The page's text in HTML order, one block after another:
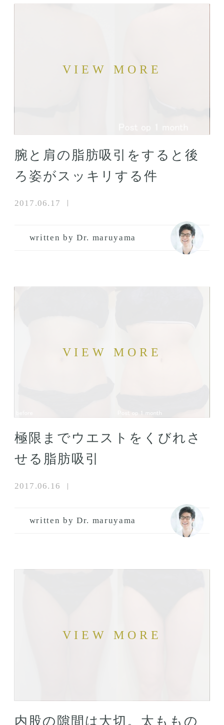
腕と肩の脂肪吸引をすると後
ろ姿がスッキリする件
2017.06.17
written by Dr. maruyama
極限までウエストをくびれさ
せる脂肪吸引
2017.06.16
written by Dr. maruyama
内股の隙間は大切。太ももの